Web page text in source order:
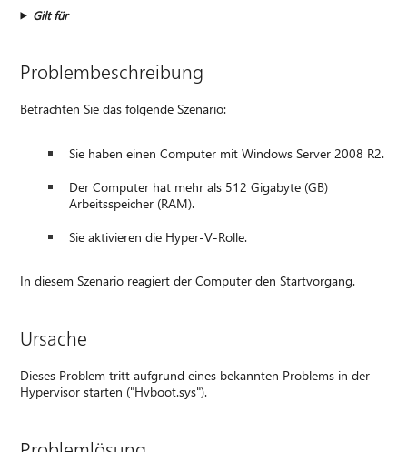
Gilt für
Problembeschreibung
Betrachten Sie das folgende Szenario:
Sie haben einen Computer mit Windows Server 2008 R2.
Der Computer hat mehr als 512 Gigabyte (GB)
Arbeitsspeicher (RAM).
Sie aktivieren die Hyper-V-Rolle.
In diesem Szenario reagiert der Computer den Startvorgang.
Ursache
Dieses Problem tritt aufgrund eines bekannten Problems in der
Hypervisor starten ("Hvboot.sys").